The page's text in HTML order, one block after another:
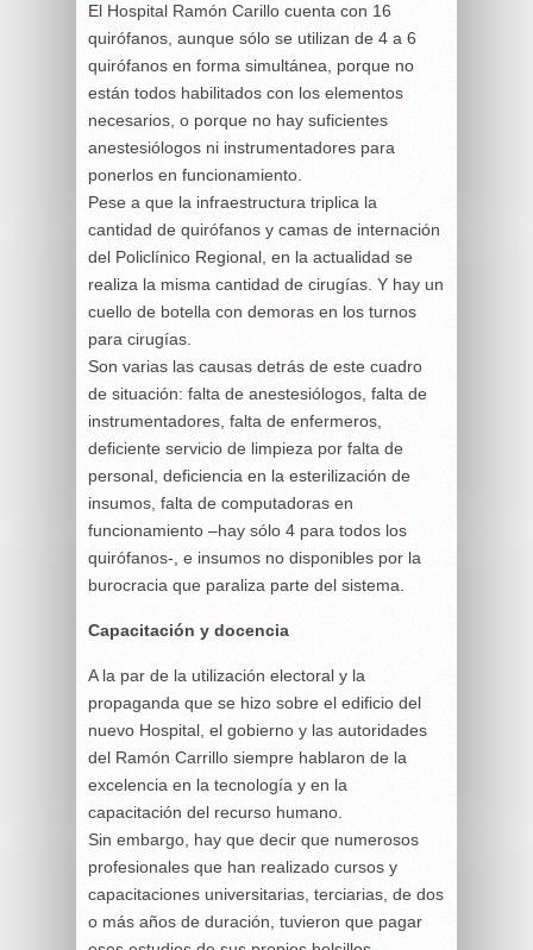
El Hospital Ramón Carillo cuenta con 16
quirófanos, aunque sólo se utilizan de 4 a 6
quirófanos en forma simultánea, porque no
están todos habilitados con los elementos
necesarios, o porque no hay suficientes
anestesiólogos ni instrumentadores para
ponerlos en funcionamiento.
Pese a que la infraestructura triplica la
cantidad de quirófanos y camas de internación
del Policlínico Regional, en la actualidad se
realiza la misma cantidad de cirugías. Y hay un
cuello de botella con demoras en los turnos
para cirugías.
Son varias las causas detrás de este cuadro
de situación: falta de anestesiólogos, falta de
instrumentadores, falta de enfermeros,
deficiente servicio de limpieza por falta de
personal, deficiencia en la esterilización de
insumos, falta de computadoras en
funcionamiento –hay sólo 4 para todos los
quirófanos-, e insumos no disponibles por la
burocracia que paraliza parte del sistema.
Capacitación y docencia
A la par de la utilización electoral y la
propaganda que se hizo sobre el edificio del
nuevo Hospital, el gobierno y las autoridades
del Ramón Carrillo siempre hablaron de la
excelencia en la tecnología y en la
capacitación del recurso humano.
Sin embargo, hay que decir que numerosos
profesionales que han realizado cursos y
capacitaciones universitarias, terciarias, de dos
o más años de duración, tuvieron que pagar